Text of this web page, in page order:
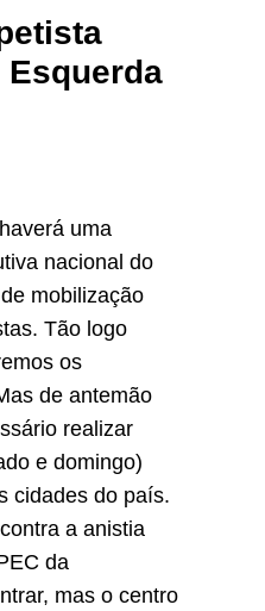
uma
nacional do
mobilização
Tão logo
os
de antemão
realizar
e domingo)
cidades do país.
a anistia
da
mas o centro